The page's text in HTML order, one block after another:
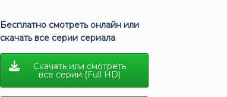
Бесплатно смотреть онлайн или
скачать все серии сериала
Скачать или смотреть
все серии (Full HD)